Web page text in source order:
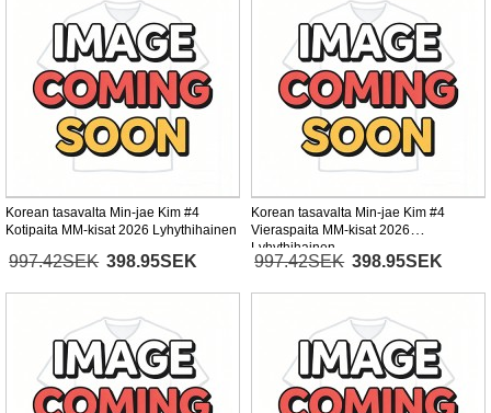
Korean tasavalta Min-jae Kim #4
Kotipaita MM-kisat 2026 Lyhythihainen
997.42SEK 398.95SEK
Korean tasavalta Min-jae Kim #4
Vieraspaita MM-kisat 2026
Lyhythihainen
997.42SEK 398.95SEK